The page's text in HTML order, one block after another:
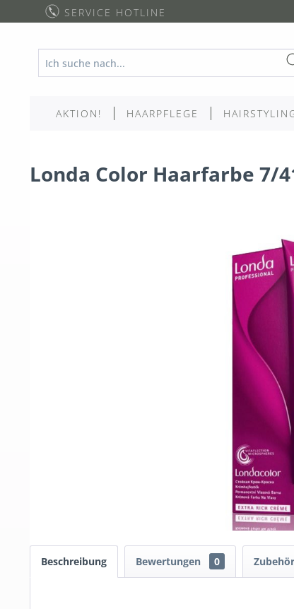
SERVICE HOTLINE
AKTION! HAARPFLEGE
Londa Color Haarfarbe
Beschreibung Bewertungen 0 Zubehör